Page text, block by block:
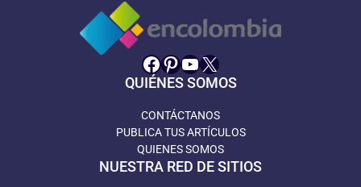
Facebook
Pinterest
YouTube
X
QUIÉNES SOMOS
CONTÁCTANOS
PUBLICA TUS ARTÍCULOS
QUIENES SOMOS
NUESTRA RED DE SITIOS